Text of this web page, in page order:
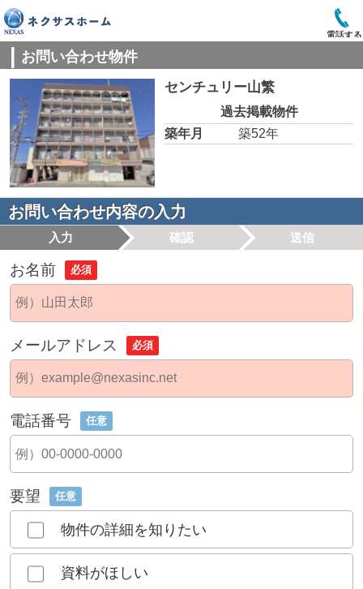
電話する
お問い合わせ物件
センチュリー山繁
過去掲載物件
築年月
築52年
お問い合わせ内容の入力
入力 確認 送信
お名前 必須
メールアドレス 必須
電話番号 任意
要望 任意
物件の詳細を知りたい
資料がほしい